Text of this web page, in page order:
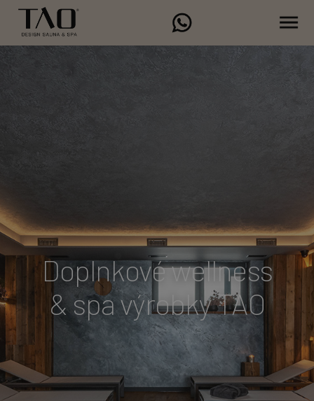
Doplnkové wellness
& spa výrobky TAO